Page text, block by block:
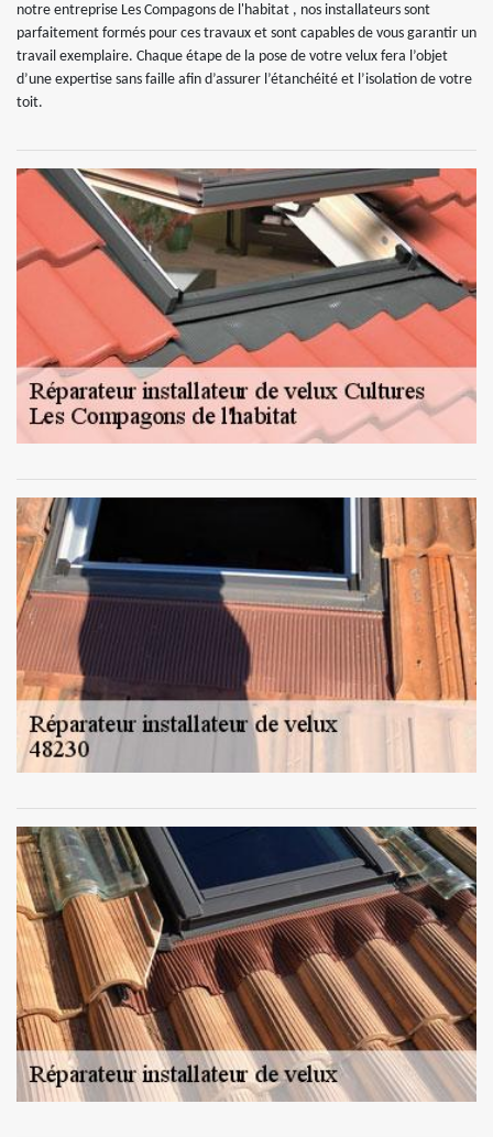
notre entreprise Les Compagons de l'habitat , nos installateurs sont
parfaitement formés pour ces travaux et sont capables de vous garantir un
travail exemplaire. Chaque étape de la pose de votre velux fera l’objet
d’une expertise sans faille afin d’assurer l’étanchéité et l’isolation de votre
toit.